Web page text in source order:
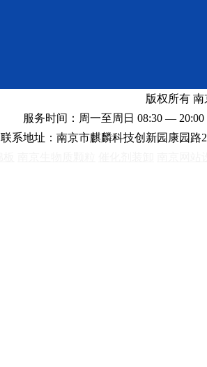
版权所有
服务时间：周一至周日 08:30 —
联系地址：南京市麒麟科技创新园康园